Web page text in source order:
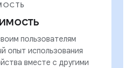
пользователям
опыт использования
вместе с другими